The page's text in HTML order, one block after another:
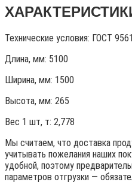
Технические условия: ГОСТ
Длина, мм: 5100
Ширина, мм: 1500
Высота, мм: 265
Вес 1 шт, т: 2,778
Мы считаем, что доставка
учитывать пожелания наших
удобной, поэтому
параметров отгрузки —